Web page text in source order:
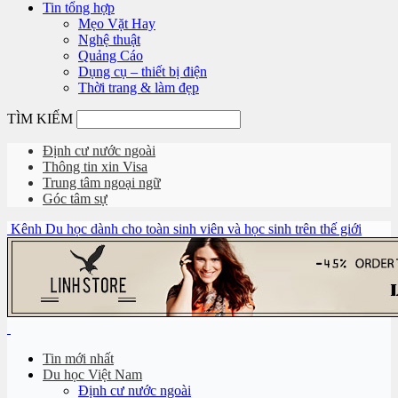
Tin tổng hợp
Mẹo Vặt Hay
Nghệ thuật
Quảng Cáo
Dụng cụ – thiết bị điện
Thời trang & làm đẹp
TÌM KIẾM
Định cư nước ngoài
Thông tin xin Visa
Trung tâm ngoại ngữ
Góc tâm sự
Kênh Du học dành cho toàn sinh viên và học sinh trên thế giới
Tin mới nhất
Du học Việt Nam
Định cư nước ngoài